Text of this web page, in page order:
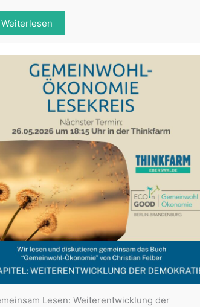
Weiterlesen
Lesen: Weiterentwicklung der